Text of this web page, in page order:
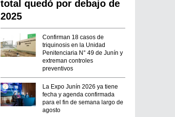
total quedó por debajo de
2025
Confirman 18 casos de
triquinosis en la Unidad
Penitenciaria N° 49 de Junín y
extreman controles
preventivos
La Expo Junín 2026 ya tiene
fecha y agenda confirmada
para el fin de semana largo de
agosto